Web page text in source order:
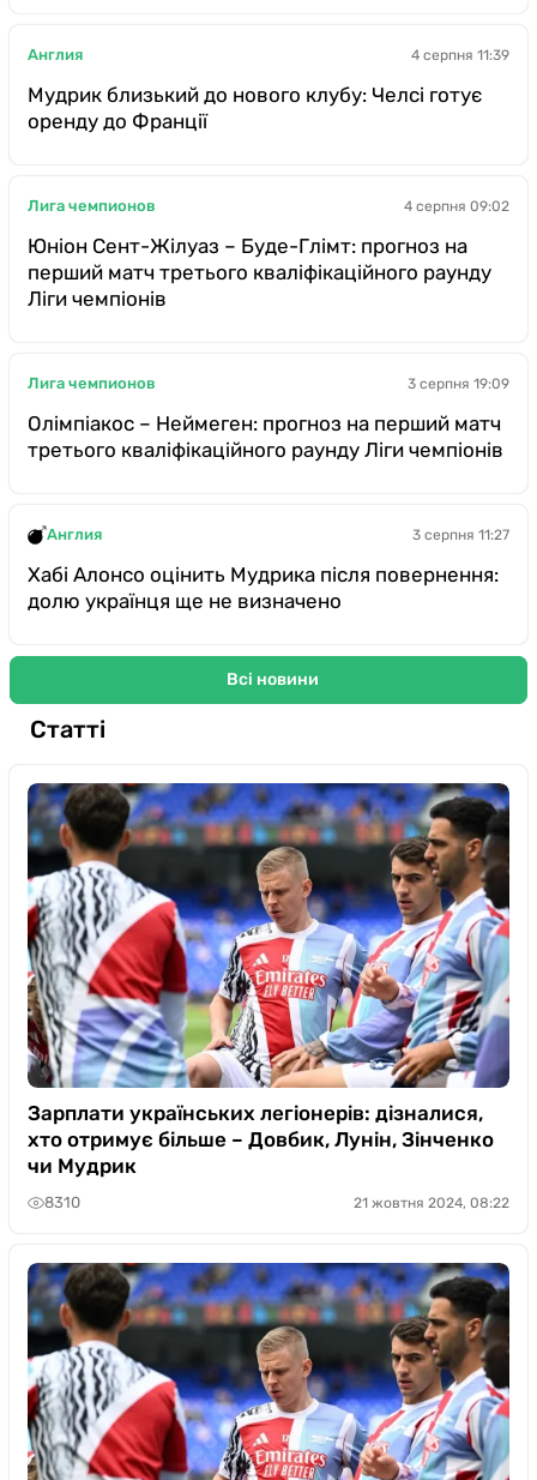
Англия 4 серпня 11:39
Мудрик близький до нового клубу: Челсі готує
оренду до Франції
Лига чемпионов 4 серпня 09:02
Юніон Сент-Жілуаз – Буде-Глімт: прогноз на
перший матч третього кваліфікаційного раунду
Ліги чемпіонів
Лига чемпионов 3 серпня 19:09
Олімпіакос – Неймеген: прогноз на перший матч
третього кваліфікаційного раунду Ліги чемпіонів
Англия 3 серпня 11:27
Хабі Алонсо оцінить Мудрика після повернення:
долю українця ще не визначено
Всі новини
Статті
Зарплати українських легіонерів: дізналися,
хто отримує більше – Довбик, Лунін, Зінченко
чи Мудрик
8310 21 жовтня 2024, 08:22